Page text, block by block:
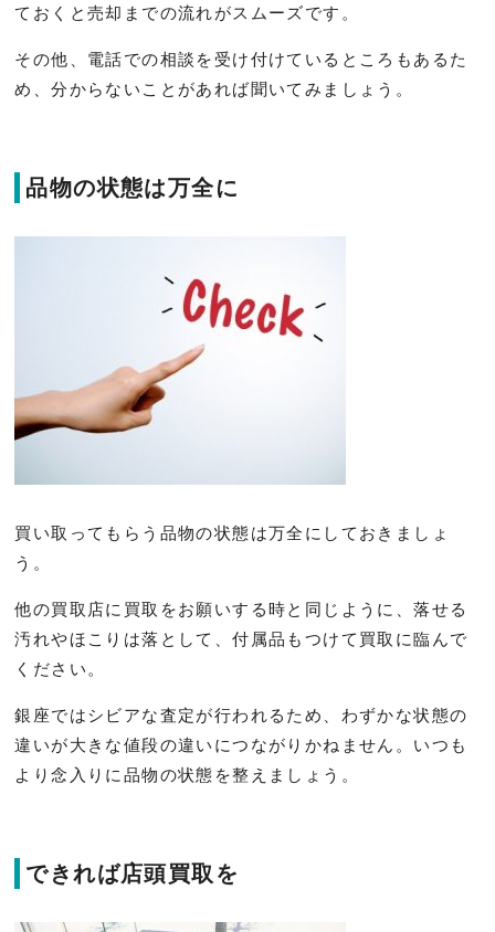
ておくと売却までの流れがスムーズです。
その他、電話での相談を受け付けているところもあるた
め、分からないことがあれば聞いてみましょう。
品物の状態は万全に
買い取ってもらう品物の状態は万全にしておきましょ
う。
他の買取店に買取をお願いする時と同じように、落せる
汚れやほこりは落として、付属品もつけて買取に臨んで
ください。
銀座ではシビアな査定が行われるため、わずかな状態の
違いが大きな値段の違いにつながりかねません。いつも
より念入りに品物の状態を整えましょう。
できれば店頭買取を